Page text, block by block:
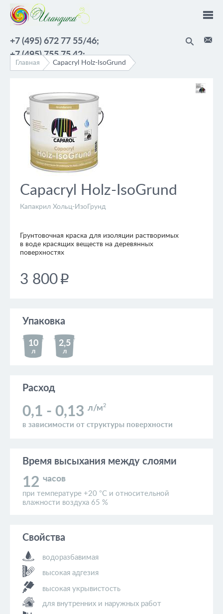
Перейти к основному содержанию
+7 (495) 672 77 55/46;
+7 (495) 755 75 42;
Главная Capacryl Holz-IsoGrund
Capacryl Holz-IsoGrund
Капакрил Хольц-ИзоГрунд
Грунтовочная краска для изоляции растворимых
в воде красящих веществ на деревянных
поверхностях
3 800 p
Упаковка
10
л
2,5
л
Расход
0,1 - 0,13 л/м2
в зависимости от структуры поверхности
Время высыхания между слоями
12 часов
при температуре +20 °C и относительной
влажности воздуха 65 %
Свойства
водоразбавимая
высокая адгезия
высокая укрывистость
для внутренних и наружных работ